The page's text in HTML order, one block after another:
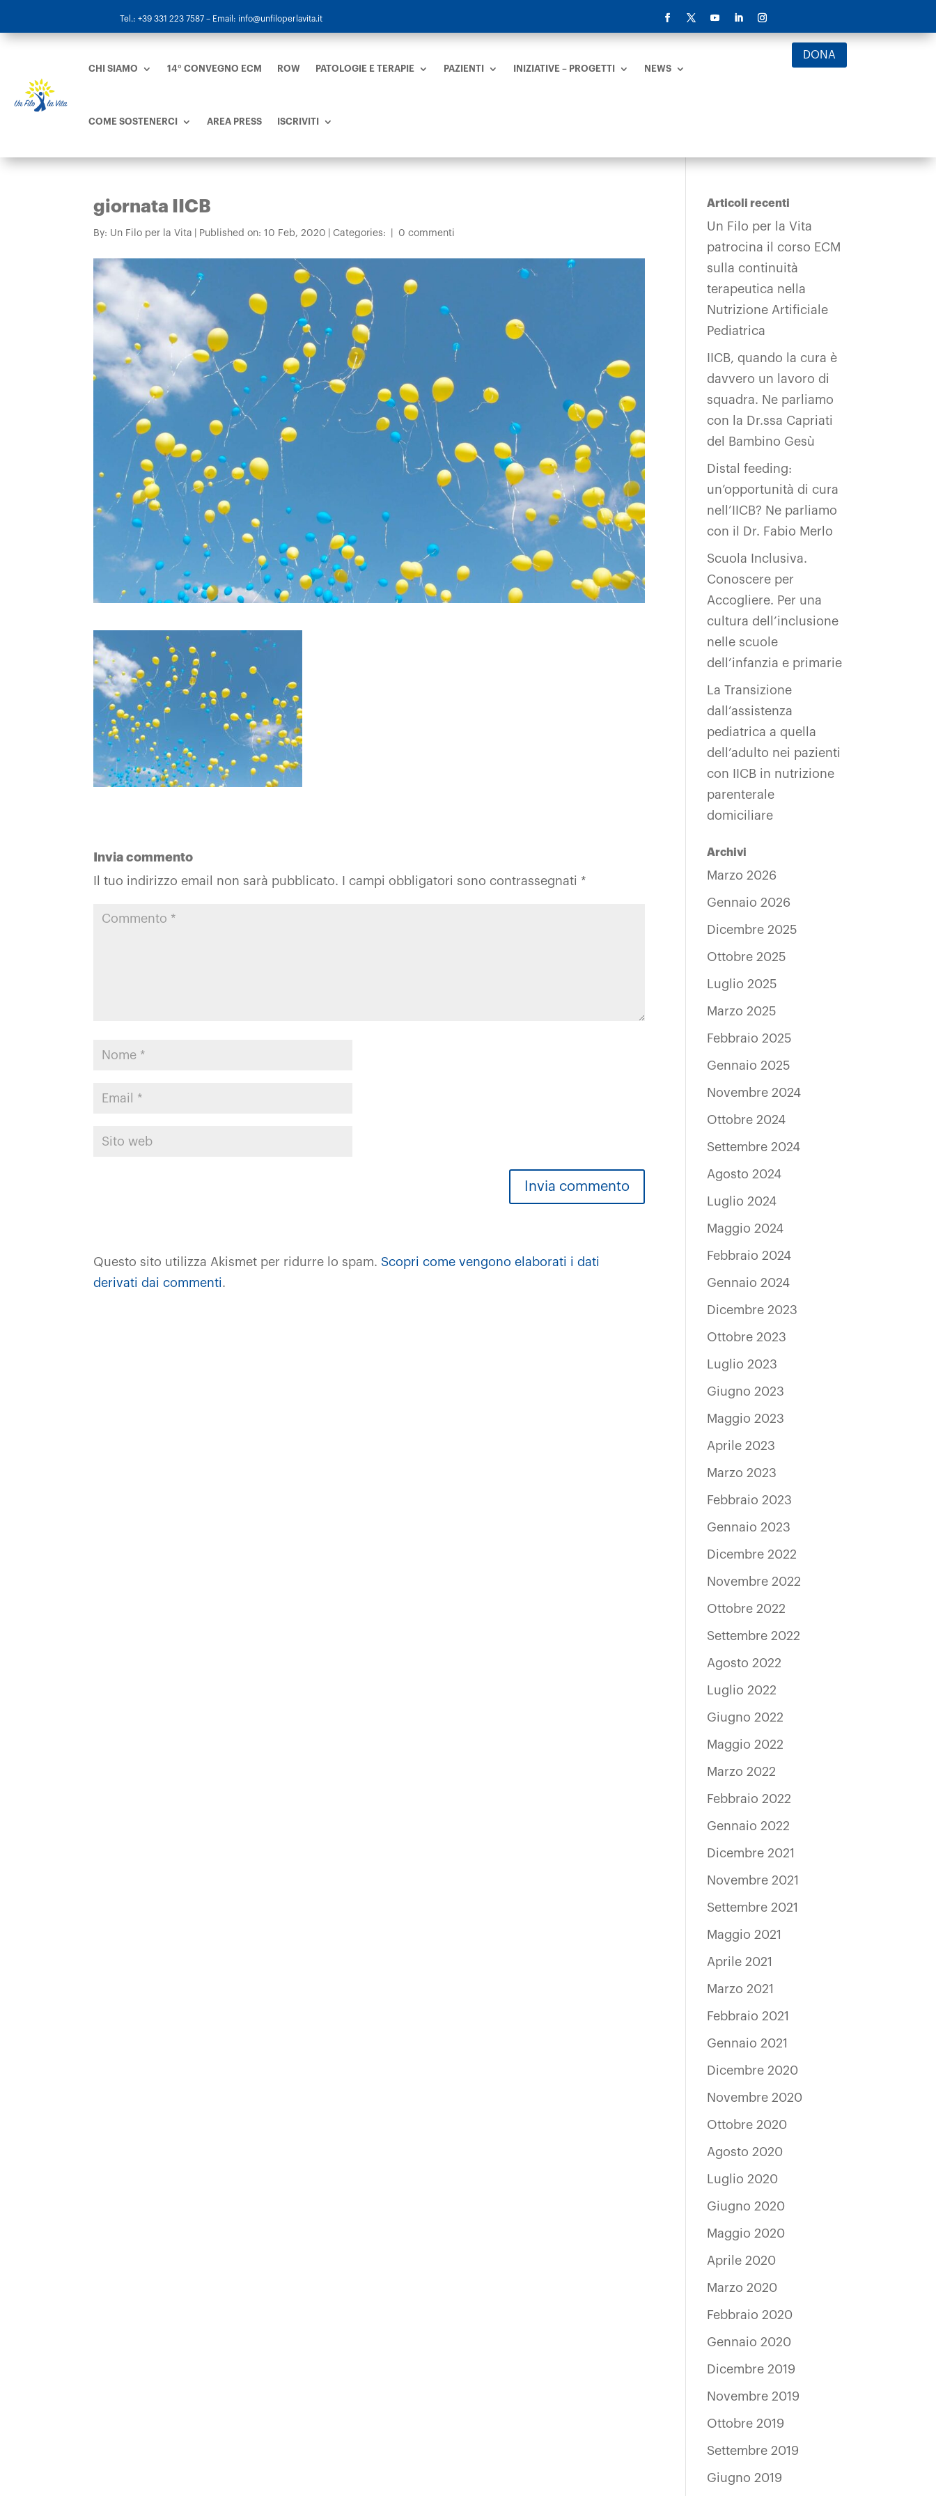
Tel.: +39 331 223 7587 – Email: info@unfiloperlavita.it
CHI SIAMO 14° CONVEGNO ECM ROW PATOLOGIE E TERAPIE PAZIENTI INIZIATIVE – PROGETTI NEWS
COME SOSTENERCI AREA PRESS ISCRIVITI
DONA
giornata IICB
By: Un Filo per la Vita Published on: 10 Feb, 2020 Categories: 0 commenti
Invia commento
Il tuo indirizzo email non sarà pubblicato.
I campi obbligatori sono contrassegnati *
Questo sito utilizza Akismet per ridurre lo spam. Scopri come vengono elaborati i dati
derivati dai commenti.
Articoli recenti
Un Filo per la Vita
patrocina il corso ECM
sulla continuità
terapeutica nella
Nutrizione Artificiale
Pediatrica
IICB, quando la cura è
davvero un lavoro di
squadra. Ne parliamo
con la Dr.ssa Capriati
del Bambino Gesù
Distal feeding:
un’opportunità di cura
nell’IICB? Ne parliamo
con il Dr. Fabio Merlo
Scuola Inclusiva.
Conoscere per
Accogliere. Per una
cultura dell’inclusione
nelle scuole
dell’infanzia e primarie
La Transizione
dall’assistenza
pediatrica a quella
dell’adulto nei pazienti
con IICB in nutrizione
parenterale
domiciliare
Archivi
Marzo 2026
Gennaio 2026
Dicembre 2025
Ottobre 2025
Luglio 2025
Marzo 2025
Febbraio 2025
Gennaio 2025
Novembre 2024
Ottobre 2024
Settembre 2024
Agosto 2024
Luglio 2024
Maggio 2024
Febbraio 2024
Gennaio 2024
Dicembre 2023
Ottobre 2023
Luglio 2023
Giugno 2023
Maggio 2023
Aprile 2023
Marzo 2023
Febbraio 2023
Gennaio 2023
Dicembre 2022
Novembre 2022
Ottobre 2022
Settembre 2022
Agosto 2022
Luglio 2022
Giugno 2022
Maggio 2022
Marzo 2022
Febbraio 2022
Gennaio 2022
Dicembre 2021
Novembre 2021
Settembre 2021
Maggio 2021
Aprile 2021
Marzo 2021
Febbraio 2021
Gennaio 2021
Dicembre 2020
Novembre 2020
Ottobre 2020
Agosto 2020
Luglio 2020
Giugno 2020
Maggio 2020
Aprile 2020
Marzo 2020
Febbraio 2020
Gennaio 2020
Dicembre 2019
Novembre 2019
Ottobre 2019
Settembre 2019
Giugno 2019